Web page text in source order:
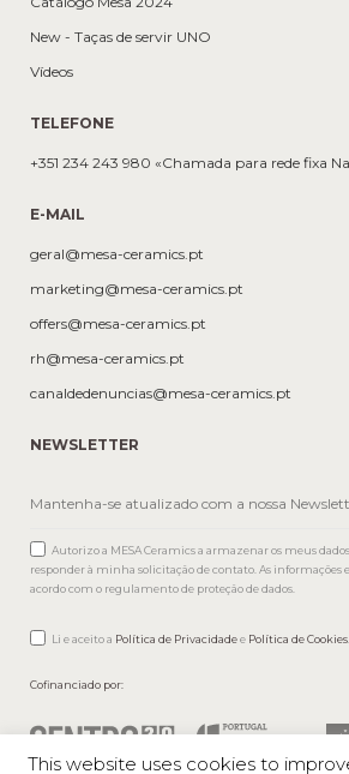
New - Taças de servir UNO
Vídeos
TELEFONE
+351 234 243 980 «Chamada para rede fixa
E-MAIL
geral@mesa-ceramics.pt
marketing@mesa-ceramics.pt
offers@mesa-ceramics.pt
rh@mesa-ceramics.pt
canaldedenuncias@mesa-ceramics.pt
NEWSLETTER
Autorizo a MESA Ceramics a armazenar os meus
responder à minha solicitação de contato. As informações
acordo com o regulamento de proteção de dados.
Li e aceito a Política de Privacidadee Política de Cookies
Cofinanciado por:
This website uses cookies to